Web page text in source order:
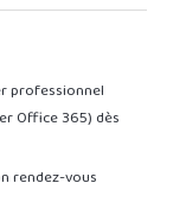
professionnel
Office 365) dès
rendez-vous